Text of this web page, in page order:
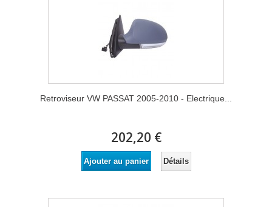
Retroviseur VW PASSAT 2005-2010 - Electrique...
202,20 €
Ajouter au panier Détails